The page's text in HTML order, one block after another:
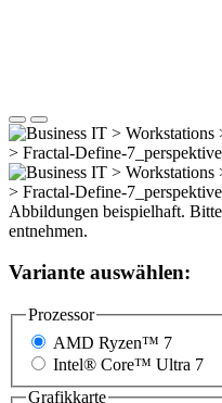
Abbildungen beispielhaft.
entnehmen.
Variante auswählen:
Prozessor
AMD Ryzen™ 7
Intel® Core™ Ultra 7
Grafikkarte